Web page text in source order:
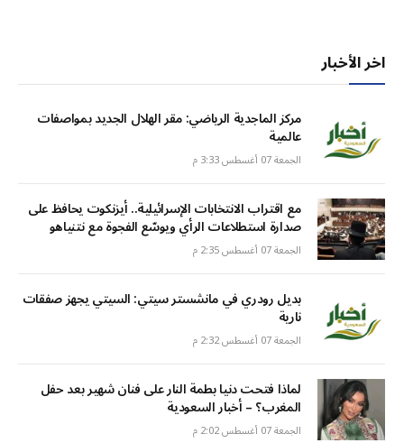
اخر الأخبار
مركز الماجدية الرياضي: مقر الهلال الجديد بمواصفات
عالمية
الجمعة 07 أغسطس 3:33 م
مع اقتراب الانتخابات الإسرائيلية.. أيزنكوت يحافظ على
صدارة استطلاعات الرأي ويوسّع الفجوة مع نتنياهو
الجمعة 07 أغسطس 2:35 م
بديل رودري في مانشستر سيتي: السيتي يجهز صفقات
نارية
الجمعة 07 أغسطس 2:32 م
لماذا فتحت دنيا بطمة النار على فنان شهير بعد حفل
المغرب؟ – أخبار السعودية
الجمعة 07 أغسطس 2:02 م